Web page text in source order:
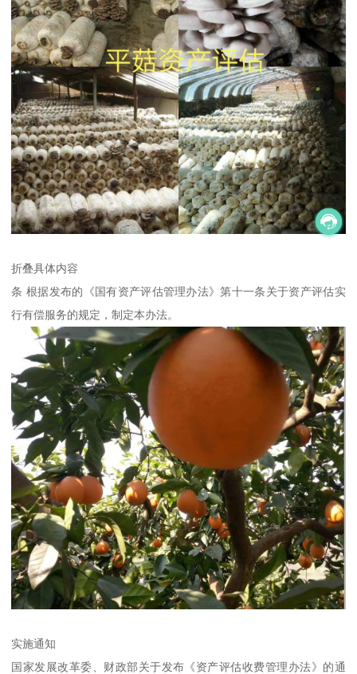
折叠具体内容
条 根据发布的《国有资产评估管理办法》第十一条关于资产评估实
行有偿服务的规定，制定本办法。
实施通知
国家发展改革委、财政部关于发布《资产评估收费管理办法》的通